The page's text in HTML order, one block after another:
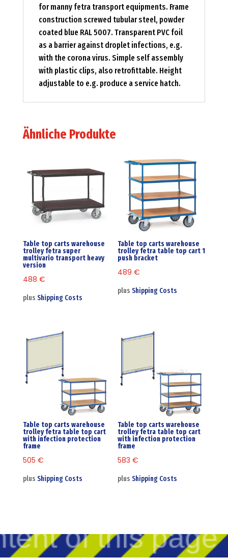
for manny fetra transport equipments. Frame
construction screwed tubular steel, powder
coated blue RAL 5007. Transparent PVC foil
as a barrier against droplet infections, e.g.
with the corona virus. Simple self assembly
with plastic clips, also retrofittable. Height
adjustable to e.g. produce a service hatch.
Ähnliche Produkte
Table top carts warehouse
trolley fetra super
multivario transport heavy
version
488 €
plus Shipping Costs
Table top carts warehouse
trolley fetra table top cart 1
push bracket
489€
plusShipping Costs
Table top carts warehouse
trolley fetra table top cart
with infection protection
frame
505 €
plus Shipping Costs
Table top carts warehouse
trolley fetra table top cart
with infection protection
frame
583€
plusShipping Costs